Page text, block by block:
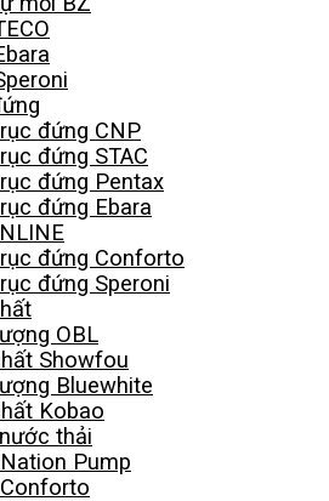
đứng CNP
đứng STAC
đứng Pentax
đứng Ebara
đứng Conforto
đứng Speroni
OBL
Showfou
Bluewhite
Kobao
thải
Pump